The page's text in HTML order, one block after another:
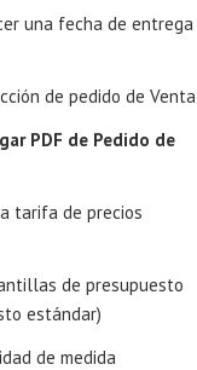
una fecha de entrega
de pedido de Venta
PDF de Pedido de
tarifa de precios
de presupuesto
estándar)
de medida